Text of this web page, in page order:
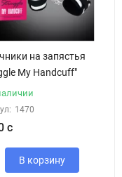
на запястья
My Handcuff"
1470
с
В корзину